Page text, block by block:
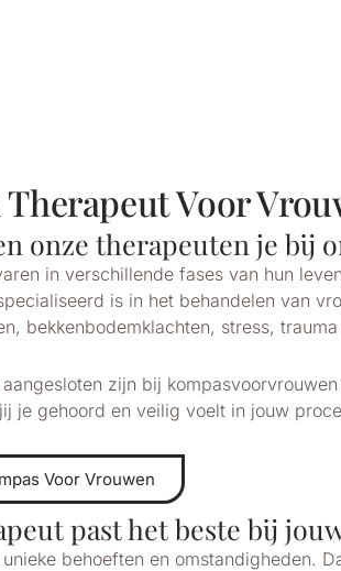
Voor
onze therapeuten je bij
in verschillende fases van hun
is in het behandelen van
bekkenbodemklachten, stress,
zijn bij
je gehoord en veilig voelt in jouw
Voor Vrouwen
past het beste bij
behoeften en omstandigheden.